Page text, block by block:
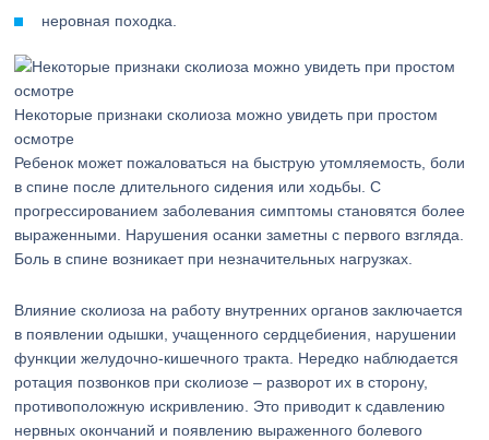
неровная походка.
Некоторые признаки сколиоза можно увидеть при простом
осмотре
Ребенок может пожаловаться на быструю утомляемость, боли
в спине после длительного сидения или ходьбы. С
прогрессированием заболевания симптомы становятся более
выраженными. Нарушения осанки заметны с первого взгляда.
Боль в спине возникает при незначительных нагрузках.
Влияние сколиоза на работу внутренних органов заключается
в появлении одышки, учащенного сердцебиения, нарушении
функции желудочно-кишечного тракта. Нередко наблюдается
ротация позвонков при сколиозе – разворот их в сторону,
противоположную искривлению. Это приводит к сдавлению
нервных окончаний и появлению выраженного болевого